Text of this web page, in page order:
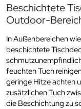
Beschichtete
Outdoor-
In Außenbereichen
beschichtete
feuchten Tuch
geringe Hitze achten
zusätzlichen Tuch
die Beschichtung zu